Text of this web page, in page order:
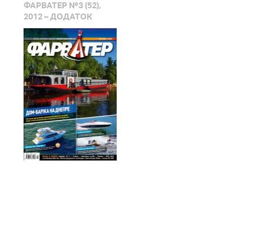
ФАРВАТЕР №3 (52),
2012 – ДОДАТОК